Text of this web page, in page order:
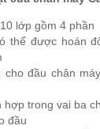
lớp gồm 4 phần
thể được hoán
cho đầu chân
hợp trong vai ba
đầu